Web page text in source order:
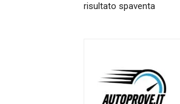
risultato spaventa